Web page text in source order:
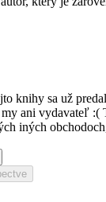
knihy sa už
ani vydavateľ :(
iných